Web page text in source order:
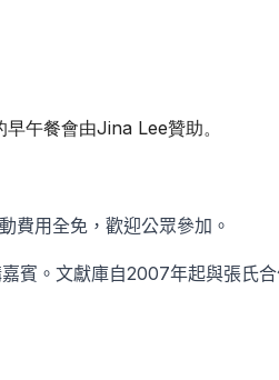
午餐會由Jina Lee贊助。
費用全免，歡迎公眾參加。
賓。文獻庫自2007年起與張氏